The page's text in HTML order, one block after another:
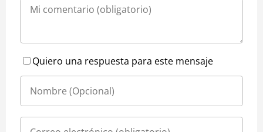
Quiero una respuesta para este mensaje